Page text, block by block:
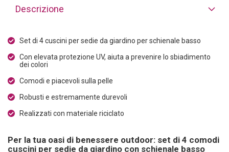
Descrizione
Set di 4 cuscini per sedie da giardino per schienale basso
Con elevata protezione UV, aiuta a prevenire lo sbiadimento
dei colori
Comodi e piacevoli sulla pelle
Robusti e estremamente durevoli
Realizzati con materiale riciclato
Per la tua oasi di benessere outdoor: set di 4 comodi
cuscini per sedie da giardino con schienale basso